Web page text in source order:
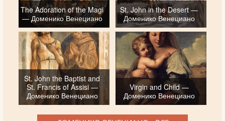
The Adoration of the Magi
— Доменико Венециано
St. John in the Desert —
Доменико Венециано
St. John the Baptist and
St. Francis of Assisi —
Доменико Венециано
Virgin and Child —
Доменико Венециано